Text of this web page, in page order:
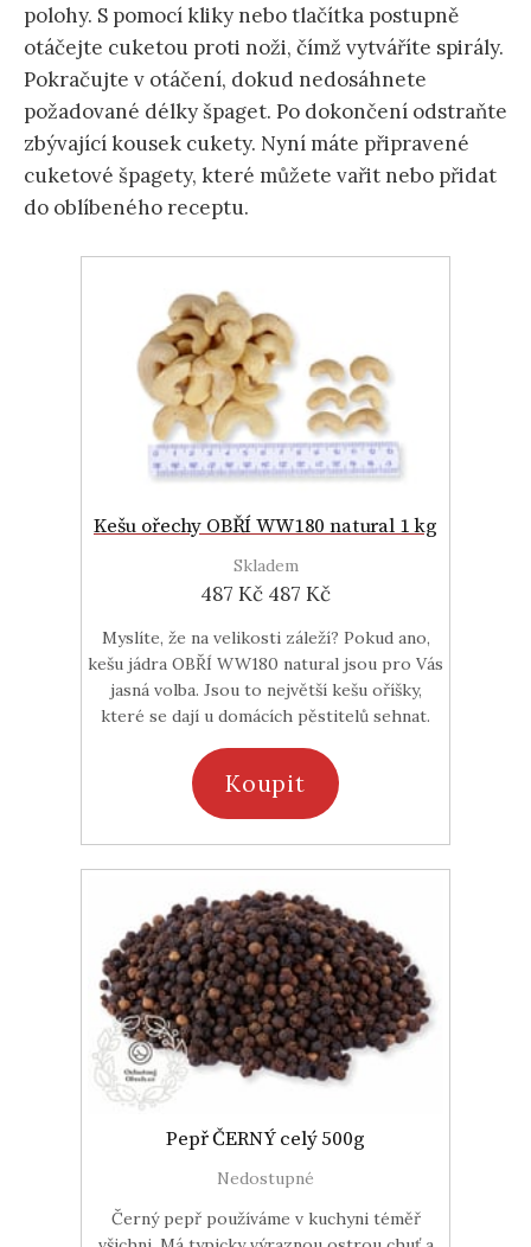
polohy. S pomocí kliky nebo tlačítka postupně
otáčejte cuketou proti noži, čímž vytváříte spirály.
Pokračujte v otáčení, dokud nedosáhnete
požadované délky špaget. Po dokončení odstraňte
zbývající kousek cukety. Nyní máte připravené
cuketové špagety, které můžete vařit nebo přidat
do oblíbeného receptu.
Kešu ořechy OBŘÍ WW180 natural 1 kg
Skladem
487 Kč 487 Kč
Myslíte, že na velikosti záleží? Pokud ano,
kešu jádra OBŘÍ WW180 natural jsou pro Vás
jasná volba. Jsou to největší kešu oříšky,
které se dají u domácích pěstitelů sehnat.
Koupit
Pepř ČERNÝ celý 500g
Nedostupné
Černý pepř používáme v kuchyni téměř